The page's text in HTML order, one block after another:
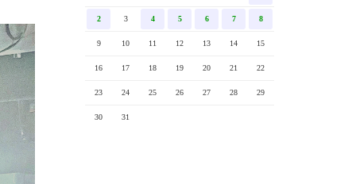
2 3 4 5 6 7 8
9 10 11 12 13 14 15
16 17 18 19 20 21 22
23 24 25 26 27 28 29
30 31